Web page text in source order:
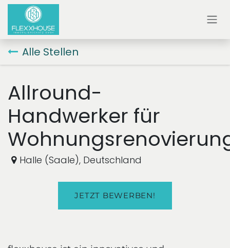
ZUM INHALT SPRINGEN
Alle Stellen
Allround-
Handwerker für
Halle (Saale), Deutschland
JETZT BEWERBEN!